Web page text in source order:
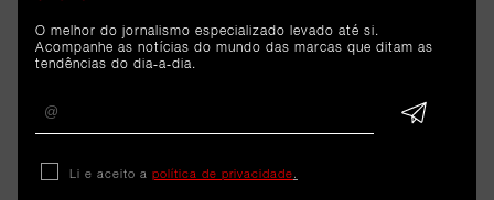
O melhor do jornalismo especializado levado até si.
Acompanhe as notícias do mundo das marcas que ditam as
tendências do dia-a-dia.
Li e aceito a política de privacidade